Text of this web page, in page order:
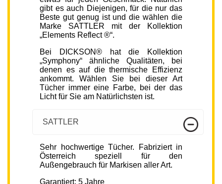
gibt es auch Diejenigen, für die nur das
Beste gut genug ist und die wählen die
Marke SATTLER mit der Kollektion
„Elements Reflect ®“.
Bei DICKSON® hat die Kollektion
„Symphony“ ähnliche Qualitäten, bei
denen es auf die thermische Effizienz
ankommt. Wählen Sie bei dieser Art
Tücher immer eine Farbe, bei der das
Licht für Sie am Natürlichsten ist.
SATTLER
Sehr hochwertige Tücher. Fabriziert in
Österreich speziell für den
Außengebrauch für Markisen aller Art.
Garantiert: 5 Jahre